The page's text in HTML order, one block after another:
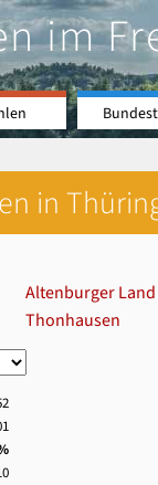
im
in
Altenburger Land
Thonhausen